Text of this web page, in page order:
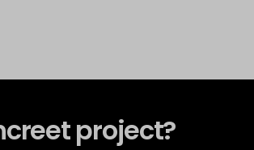
project?